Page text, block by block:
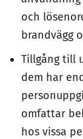
och
brandvägg
Tillgång till
dem har
omfattar
hos vissa